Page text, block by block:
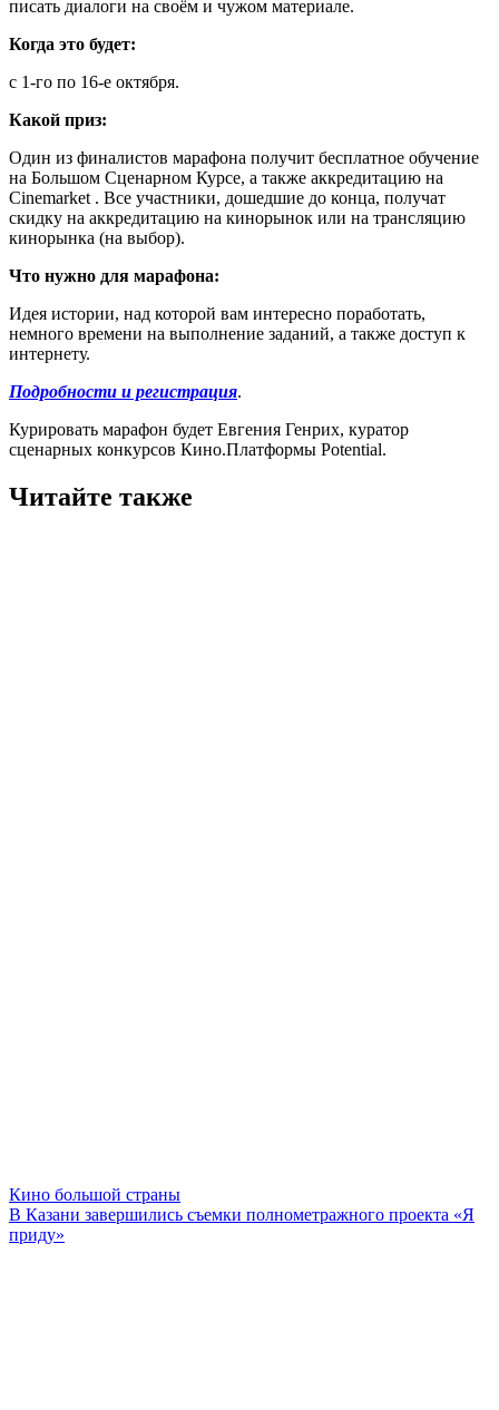
писать диалоги на своём и чужом материале.
Когда это будет:
с 1-го по 16-е октября.
Какой приз:
Один из финалистов марафона получит бесплатное обучение
на Большом Сценарном Курсе, а также аккредитацию на
Cinemarket . Все участники, дошедшие до конца, получат
скидку на аккредитацию на кинорынок или на трансляцию
кинорынка (на выбор).
Что нужно для марафона:
Идея истории, над которой вам интересно поработать,
немного времени на выполнение заданий, а также доступ к
интернету.
Подробности и регистрация.
Курировать марафон будет Евгения Генрих, куратор
сценарных конкурсов Кино.Платформы Potential.
Читайте также
Кино большой страны
В Казани завершились съемки полнометражного проекта «Я
приду»